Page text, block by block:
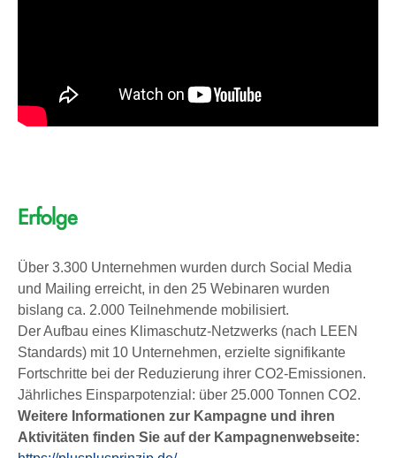
Erfolge
Über 3.300 Unternehmen wurden durch Social Media
und Mailing erreicht, in den 25 Webinaren wurden
bislang ca. 2.000 Teilnehmende mobilisiert.
Der Aufbau eines Klimaschutz-Netzwerks (nach LEEN
Standards) mit 10 Unternehmen, erzielte signifikante
Fortschritte bei der Reduzierung ihrer CO2-Emissionen.
Jährliches Einsparpotenzial: über 25.000 Tonnen CO2.
Weitere Informationen zur Kampagne und ihren
Aktivitäten finden Sie auf der Kampagnenwebseite: